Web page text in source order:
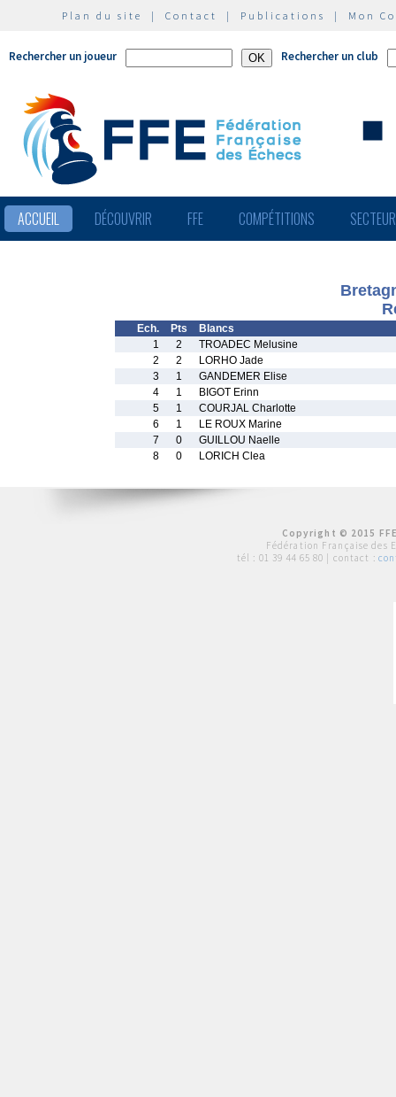
Plan du site | Contact | Publications | Mon
Rechercher un joueur Rechercher un club
ACCUEIL DÉCOUVRIR FFE COMPÉTITIONS
Ech. Pts
Blancs
1
2
TROADEC Melusine
2
2
LORHO Jade
3
1
GANDEMER Elise
4
1
BIGOT Erinn
5
1
COURJAL Charlotte
6
1
LE ROUX Marine
7
0
GUILLOU Naelle
8
0 LORICH Clea
Copyright © 2015
Fédération Française des
tél : 01 39 44 65 80 | contact :